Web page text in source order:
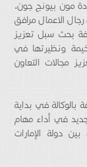
مون بيونج جون،
الاعمال مرافق
بحث سبل تعزيز
ونظيرتها في
مجالات التعاون
في بداية
في أداء مهام
دولة الإمارات